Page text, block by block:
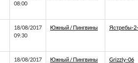
08:00
18/08/2017
09:30
Южный / Пингвины Ястребы-
18/08/2017
Южный / Пингвины Grizzly-06